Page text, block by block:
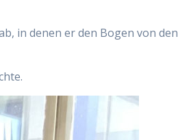
in denen er den Bogen von den